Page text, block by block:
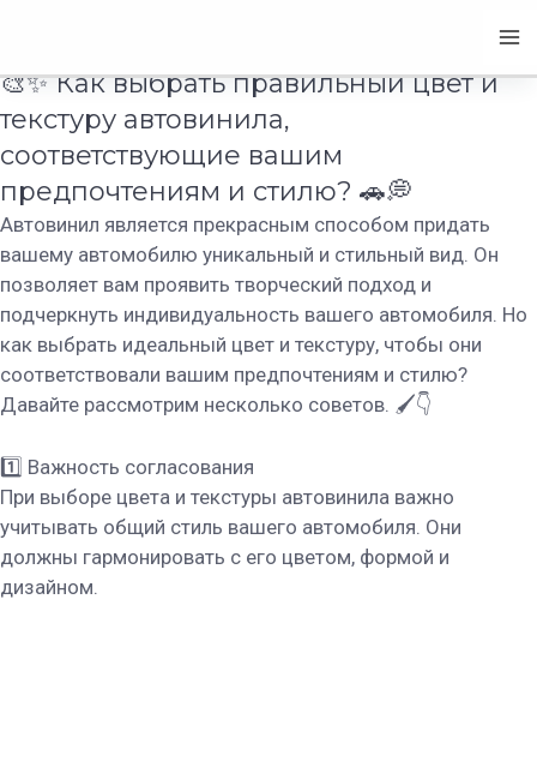
содержимому
🎨✨ Как выбрать правильный цвет и
текстуру автовинила,
соответствующие вашим
предпочтениям и стилю? 🚗💭
Автовинил является прекрасным способом придать
вашему автомобилю уникальный и стильный вид. Он
позволяет вам проявить творческий подход и
подчеркнуть индивидуальность вашего автомобиля. Но
как выбрать идеальный цвет и текстуру, чтобы они
соответствовали вашим предпочтениям и стилю?
Давайте рассмотрим несколько советов. 🖌👇
1️⃣ Важность согласования
При выборе цвета и текстуры автовинила важно
учитывать общий стиль вашего автомобиля. Они
должны гармонировать с его цветом, формой и
дизайном.